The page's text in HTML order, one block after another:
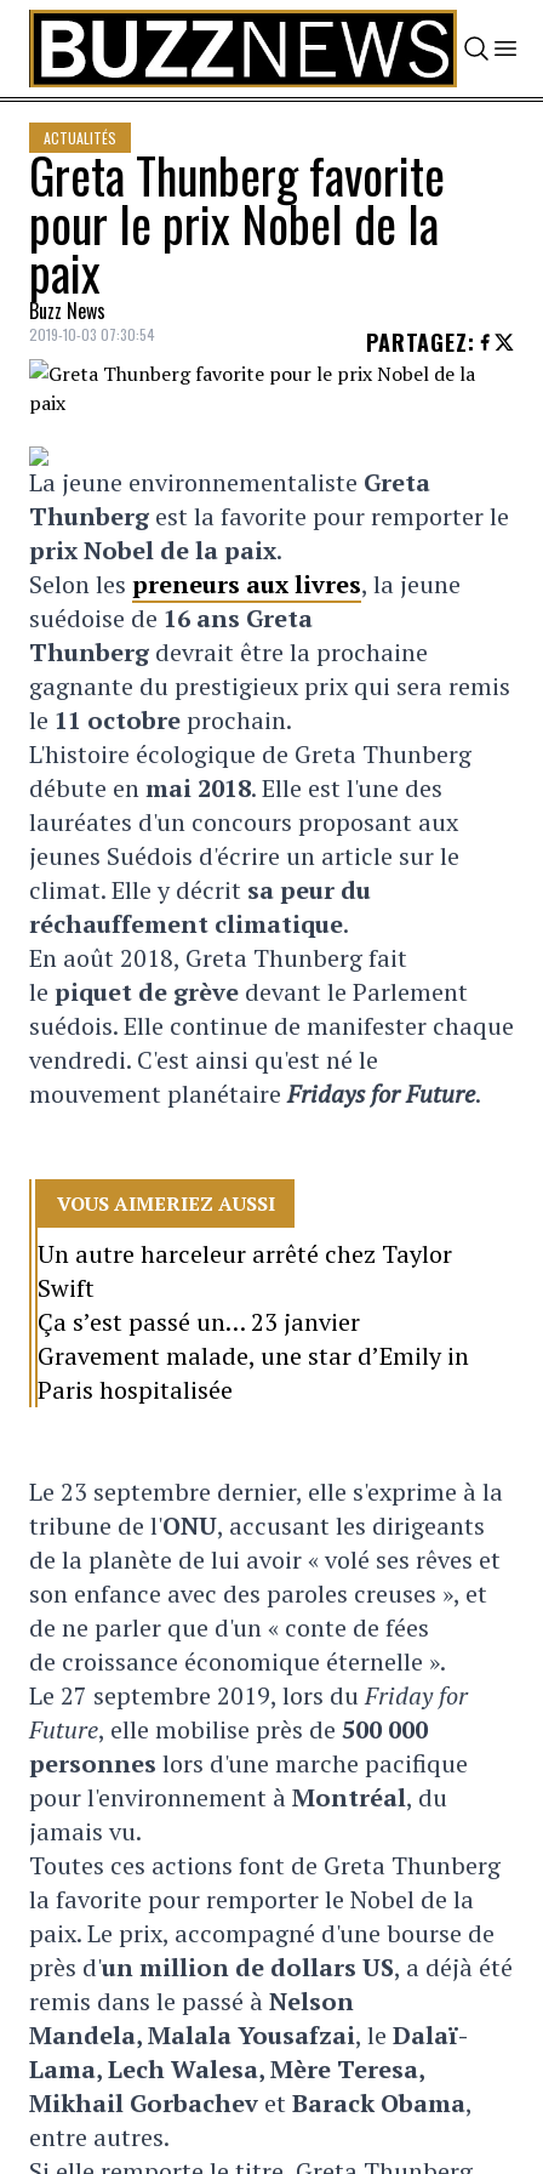
Skip to content
ACTUALITÉS
Greta Thunberg favorite
pour le prix Nobel de la
paix
Buzz News
2019-10-03 07:30:54 PARTAGEZ:
La jeune environnementaliste Greta
Thunberg est la favorite pour remporter le
prix Nobel de la paix.
Selon les preneurs aux livres, la jeune
suédoise de 16 ans Greta
Thunberg devrait être la prochaine
gagnante du prestigieux prix qui sera remis
le 11 octobreprochain.
L'histoire écologique de Greta Thunberg
débute enmai 2018. Elle est l'une des
lauréates d'un concours proposant aux
jeunes Suédois d'écrire un article sur le
climat. Elle y décrit sa peur du
réchauffement climatique.
En août 2018, Greta Thunberg fait
le piquet de grève devant le Parlement
suédois. Elle continue de manifester chaque
vendredi. C'est ainsi qu'est né le
mouvement planétaireFridays for Future.
VOUS AIMERIEZ AUSSI
Un autre harceleur arrêté chez Taylor
Swift
Ça s’est passé un… 23 janvier
Gravement malade, une star d’Emily in
Paris hospitalisée
Le 23 septembre dernier, elle s'exprime à la
tribune de l'ONU, accusant les dirigeants
de la planète de lui avoir « volé ses rêves et
son enfance avec des paroles creuses », et
de ne parler que d'un « conte de fées
de croissance économique éternelle ».
Le 27 septembre 2019, lors duFriday for
Future, elle mobilise près de 500 000
personnes lors d'une marche pacifique
pour l'environnement àMontréal, du
jamais vu.
Toutes ces actions font de Greta Thunberg
la favorite pour remporter le Nobel de la
paix. Le prix, accompagné d'une bourse de
près d'un million de dollars US, a déjà été
remis dans le passé àNelson
Mandela, Malala Yousafzai, le Dalaï-
Lama, Lech Walesa, Mère Teresa,
Mikhail Gorbachev et Barack Obama,
entre autres.